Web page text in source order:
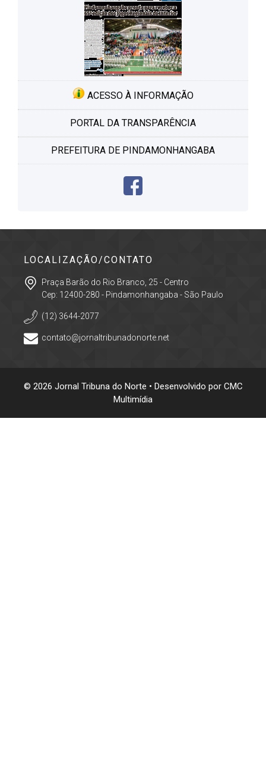
ACESSO À INFORMAÇÃO
PORTAL DA TRANSPARÊNCIA
PREFEITURA DE PINDAMONHANGABA
LOCALIZAÇÃO/CONTATO
Praça Barão do Rio Branco, 25 - Centro
Cep: 12400-280 - Pindamonhangaba - São Paulo
(12) 3644-2077
contato@jornaltribunadonorte.net
© 2026 Jornal Tribuna do Norte • Desenvolvido por CMC
Multimídia